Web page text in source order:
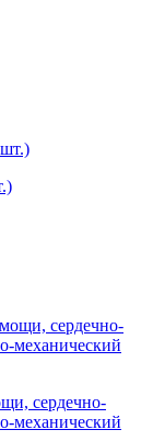
сердечно-
механический